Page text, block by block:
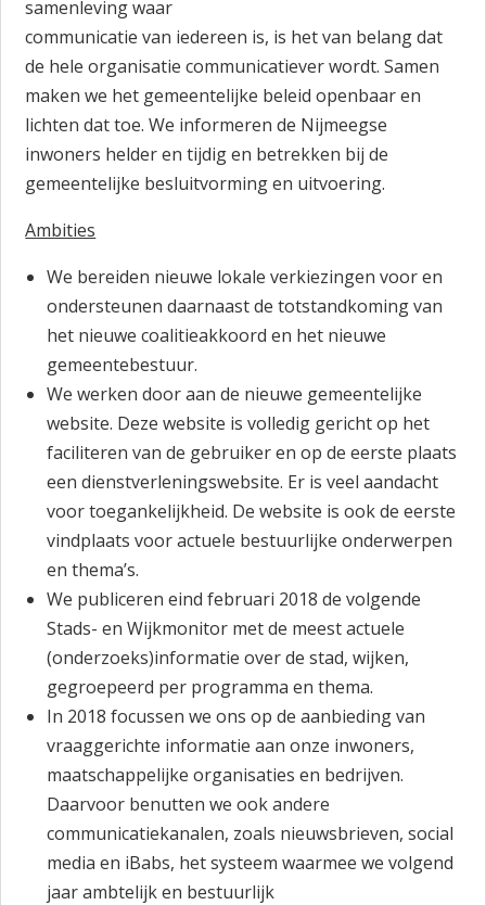
samenleving waar
communicatie van iedereen is, is het van belang dat
de hele organisatie communicatiever wordt. Samen
maken we het gemeentelijke beleid openbaar en
lichten dat toe. We informeren de Nijmeegse
inwoners helder en tijdig en betrekken bij de
gemeentelijke besluitvorming en uitvoering.
Ambities
We bereiden nieuwe lokale verkiezingen voor en
ondersteunen daarnaast de totstandkoming van
het nieuwe coalitieakkoord en het nieuwe
gemeentebestuur.
We werken door aan de nieuwe gemeentelijke
website. Deze website is volledig gericht op het
faciliteren van de gebruiker en op de eerste plaats
een dienstverleningswebsite. Er is veel aandacht
voor toegankelijkheid. De website is ook de eerste
vindplaats voor actuele bestuurlijke onderwerpen
en thema’s.
We publiceren eind februari 2018 de volgende
Stads- en Wijkmonitor met de meest actuele
(onderzoeks)informatie over de stad, wijken,
gegroepeerd per programma en thema.
In 2018 focussen we ons op de aanbieding van
vraaggerichte informatie aan onze inwoners,
maatschappelijke organisaties en bedrijven.
Daarvoor benutten we ook andere
communicatiekanalen, zoals nieuwsbrieven, social
media en iBabs, het systeem waarmee we volgend
jaar ambtelijk en bestuurlijk